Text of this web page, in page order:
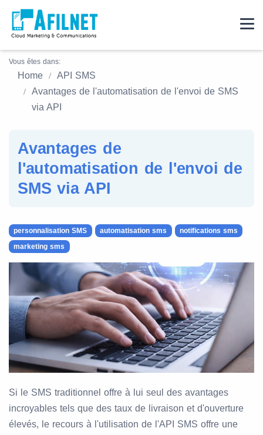
Vous êtes dans:
Home
API SMS
Avantages de l'automatisation de l'envoi de SMS
via API
Avantages de
l'automatisation de l'envoi de
SMS via API
personnalisation SMS automatisation sms
notifications sms
marketing sms
Si le SMS traditionnel offre à lui seul des avantages
incroyables tels que des taux de livraison et d'ouverture
élevés, le recours à l'utilisation de l'API SMS offre une